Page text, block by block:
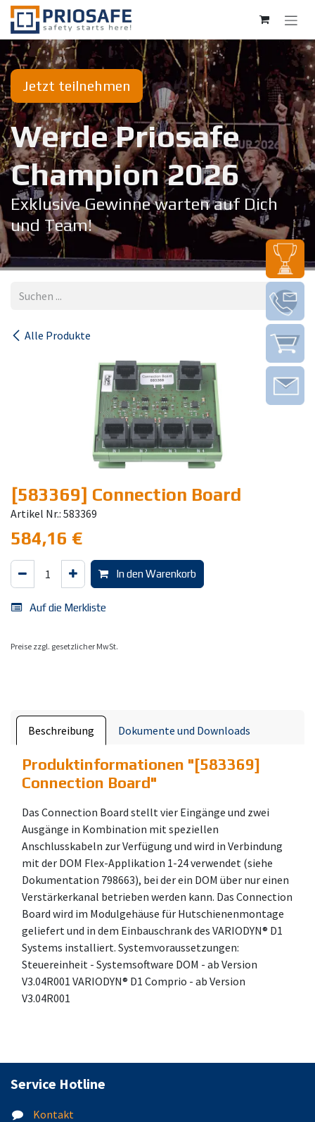
Zum Inhalt springen
Jetzt teilnehmen
Werde Priosafe
Champion 20​26
Exklusive Gewinne warten auf Dich
und Team!
Alle Produkte
[583369] Connection Board
Artikel Nr.: 583369
584,16 €
In den Warenkorb
Auf die Merkliste
Preise zzgl. gesetzlicher MwSt.
Beschreibung Dokumente und Downloads
Produktinformationen "[583369]
Connection Board"
Das Connection Board stellt vier Eingänge und zwei
Ausgänge in Kombination mit speziellen
Anschlusskabeln zur Verfügung und wird in Verbindung
mit der DOM Flex-Applikation 1-24 verwendet (siehe
Dokumentation 798663), bei der ein DOM über nur einen
Verstärkerkanal betrieben werden kann. Das Connection
Board wird im Modulgehäuse für Hutschienenmontage
geliefert und in dem Einbauschrank des VARIODYN® D1
Systems installiert. Systemvoraussetzungen:
Steuereinheit - Systemsoftware DOM - ab Version
V3.04R001 VARIODYN® D1 Comprio - ab Version
V3.04R001
Service Hotline
Kontakt